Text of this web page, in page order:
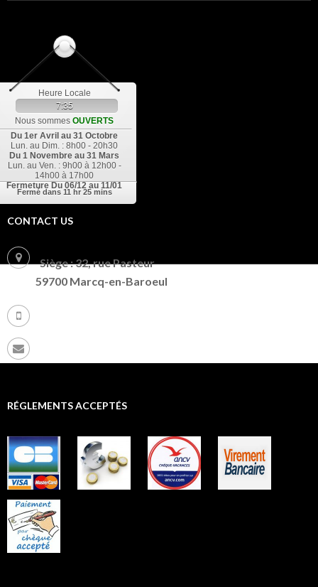
Heure Locale
7:35
Nous sommes OUVERTS
Du 1er Avril au 31 Octobre
Lun. au Dim. : 8h00 - 20h30
Du 1 Novembre au 31 Mars
Lun. au Ven. : 9h00 à 12h00 -
14h00 à 17h00
FermetureDu 06/12 au 11/01
Fermé dans 11 hr 25 mins
CONTACT US
Siège : 32, rue Pasteur
59700 Marcq-en-Baroeul
RÉGLEMENTS ACCEPTÉS